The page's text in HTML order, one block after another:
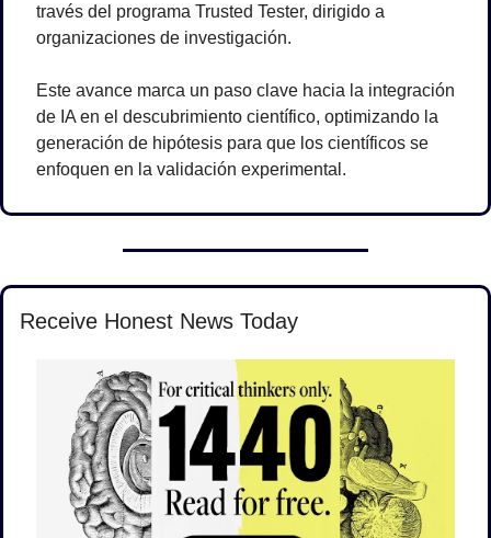
través del programa Trusted Tester, dirigido a
organizaciones de investigación.
Este avance marca un paso clave hacia la integración
de IA en el descubrimiento científico, optimizando la
generación de hipótesis para que los científicos se
enfoquen en la validación experimental.
Receive Honest News Today